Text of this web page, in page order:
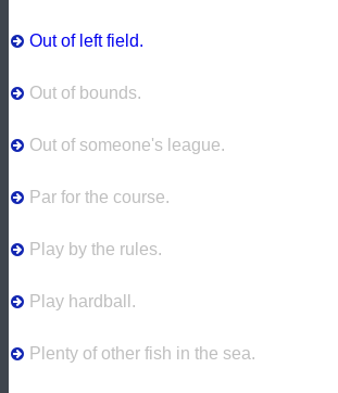
Out of left field.
Out of bounds.
Out of someone's league.
Par for the course.
Play by the rules.
Play hardball.
Plenty of other fish in the sea.